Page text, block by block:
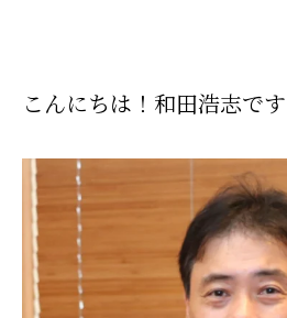
こんにちは！和田浩志です